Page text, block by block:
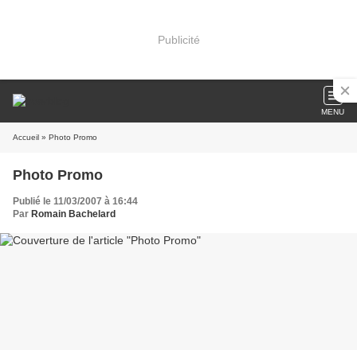
Publicité
MENU
Accueil » Photo Promo
Photo Promo
Publié le 11/03/2007 à 16:44
Par Romain Bachelard